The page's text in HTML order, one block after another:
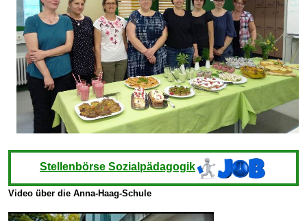
Stellenbörse Sozialpädagogik
Video über die Anna-Haag-Schule